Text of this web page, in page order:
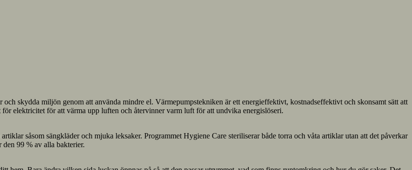
och skydda miljön genom att använda mindre el. Värmepumpstekniken är ett energieffektivt, kostnadseffektivt och skonsamt sätt att
elektricitet för att värma upp luften och återvinner varm luft för att undvika energislöseri.
såsom sängkläder och mjuka leksaker. Programmet Hygiene Care steriliserar både torra och våta artiklar utan att det påverkar
99 % av alla bakterier.